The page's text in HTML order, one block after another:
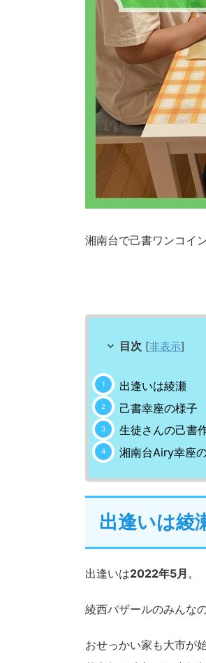
湘南台で己書ワンコイ
目次 [非表示]
出逢いは綾瀬
己書幸座の様子
生徒さんの己書
湘南台Airy幸座
出逢いは綾
出逢いは2022年5月 。
綾西バザールのみんな
おせっかい家も大市が